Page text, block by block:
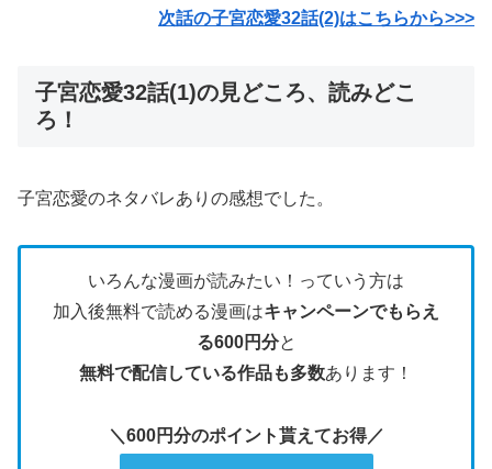
次話の子宮恋愛32話(2)はこちらから>>>
子宮恋愛32話(1)の見どころ、読みどこ
ろ！
子宮恋愛のネタバレありの感想でした。
いろんな漫画が読みたい！っていう方は
加入後無料で読める漫画はキャンペーンでもらえ
る600円分と
無料で配信している作品も多数あります！
＼600円分のポイント貰えてお得／